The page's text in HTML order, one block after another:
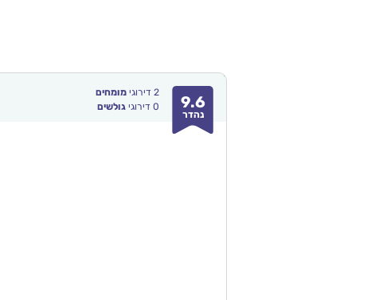
9.6
נהדר
2 דירוגימומחים
0 דירוגיגולשים